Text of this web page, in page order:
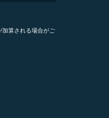
算される場合がご